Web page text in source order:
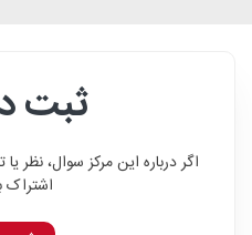
ثبت
اگر درباره این مرکز سوال، نظر
اشتراک